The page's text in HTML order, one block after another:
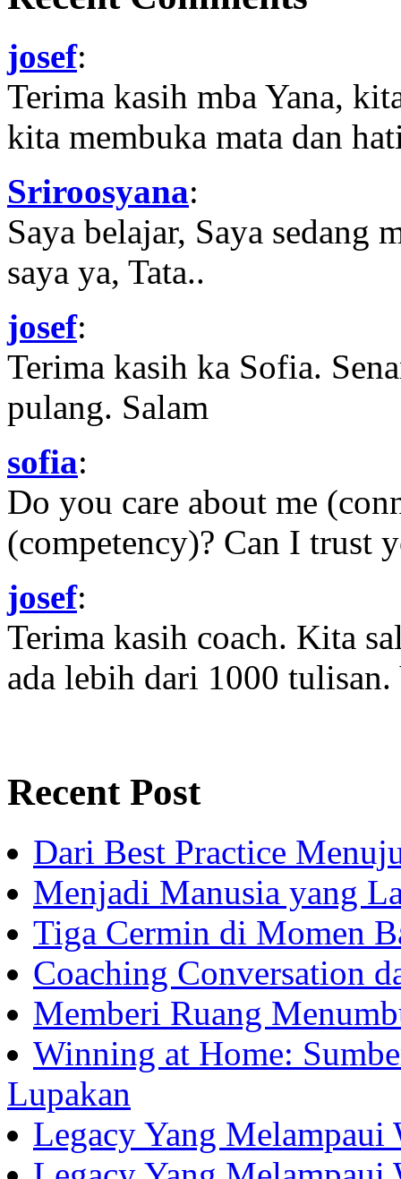
josef:
Terima kasih mba Yana,
kita membuka mata dan
Sriroosyana:
Saya belajar, Saya sedang
saya ya, Tata..
josef:
Terima kasih ka Sofia.
pulang. Salam
sofia:
Do you care about me
(competency)? Can I trust
josef:
Terima kasih coach. Kita
ada lebih dari 1000 tulisan.
Recent Post
Dari Best Practice
Menjadi Manusia yang
Tiga Cermin di Momen
Coaching Conversation
Memberi Ruang
Winning at Home:
Lupakan
Legacy Yang Melampaui